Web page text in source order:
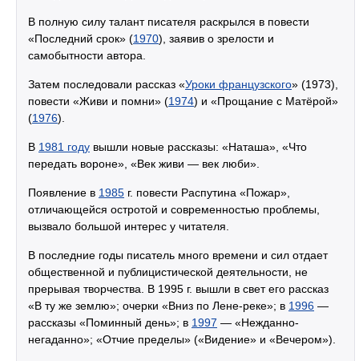
В полную силу талант писателя раскрылся в повести
«Последний срок» (1970), заявив о зрелости и
самобытности автора.
Затем последовали рассказ «Уроки французского» (1973),
повести «Живи и помни» (1974) и «Прощание с Матёрой»
(1976).
В 1981 году вышли новые рассказы: «Наташа», «Что
передать вороне», «Век живи — век люби».
Появление в 1985 г. повести Распутина «Пожар»,
отличающейся остротой и современностью проблемы,
вызвало большой интерес у читателя.
В последние годы писатель много времени и сил отдает
общественной и публицистической деятельности, не
прерывая творчества. В 1995 г. вышли в свет его рассказ
«В ту же землю»; очерки «Вниз по Лене-реке»; в 1996 —
рассказы «Поминный день»; в 1997 — «Нежданно-
негаданно»; «Отчие пределы» («Видение» и «Вечером»).